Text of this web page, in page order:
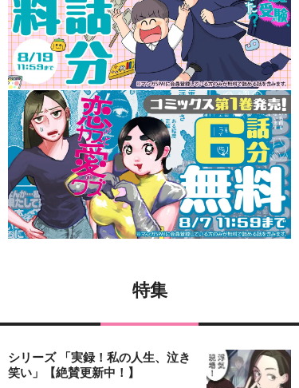
特集
シリーズ 「実録！私の人生、泣き
笑い」【絶賛更新中！】